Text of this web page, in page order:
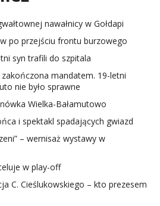
nawałnicy w Gołdapi
po przejściu frontu burzowego
syn trafili do szpitala
mandatem. 19-letni
nie było sprawne
Wielka-Bałamutowo
i spektakl spadających gwiazd
– wernisaż wystawy w
w play-off
C. Cieślukowskiego – kto prezesem